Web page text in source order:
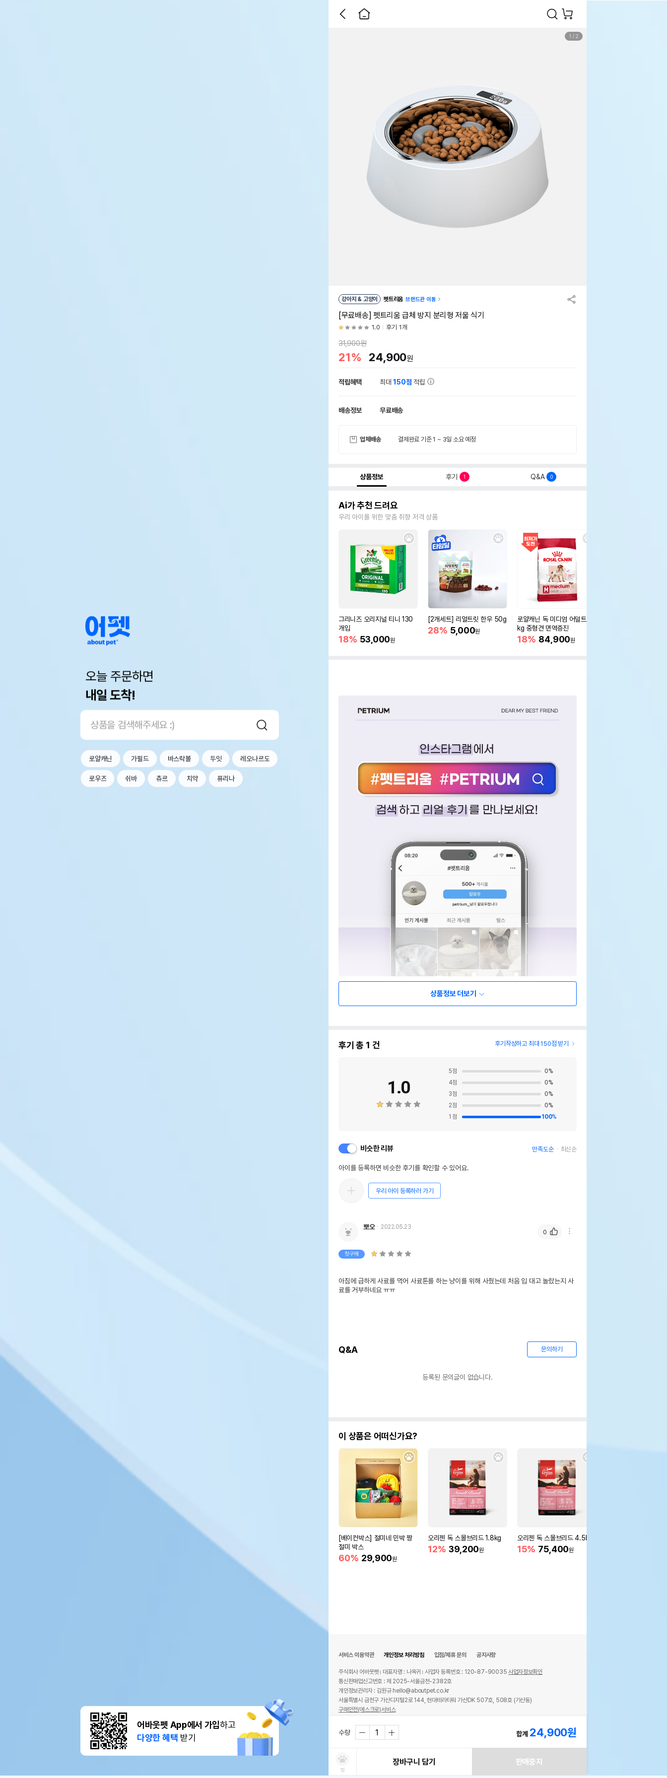
오늘 주문하면
내일 도착!
로얄캐닌 가필드 바스락볼 두잇 레오나르도
로우즈 쉬바 츄르 치약 퓨리나
어바웃펫 App에서 가입하고
다양한 혜택 받기
1 / 2
강아지 & 고양이 펫트리움 브랜드관 이동
[무료배송] 펫트리움 급체 방지 분리형 저울 식기
1.0 후기 1개
31,900원
21% 24,900원
적립혜택 최대150점 적립
배송정보 무료배송
업체배송 결제완료 기준 1 ~ 3일 소요 예정
상품정보 후기 1 Q&A 0
Ai가 추천 드려요
우리 아이를 위한 맞춤 취향 저격 상품
그리니즈 오리지널 티니 130
개입
18% 53,000원
[2개세트] 리얼트릿 한우 50g
28% 5,000원
로얄캐닌 독 미디엄 어덜트 10
kg 중형견 면역증진
18% 84,900원
상품정보 더보기
후기 총 1 건 후기작성하고 최대 150점 받기
1.0
5점 0%
4점 0%
3점 0%
2점 0%
1 점 100%
비슷한 리뷰 만족도순 최신순
아이를 등록하면 비슷한 후기를 확인할 수 있어요.
우리 아이 등록하러 가기
뽀오 2022.05.23
첫구매
아침에 급하게 사료를 먹어 사료톤를 하는 냥이를 위해 사줬는데 처음 입 대고 놀랐는지 사
료를 거부하네요 ㅠㅠ
0
Q&A 문의하기
등록된 문의글이 없습니다.
이 상품은 어떠신가요?
[베이컨박스] 절미네 민박 짱
절미 박스
60% 29,900원
오리젠 독 스몰브리드 1.8kg
12% 39,200원
오리젠 독 스몰브리드 4.5kg
15% 75,400원
수량 합계 24,900원
찜
장바구니 담기 판매중지
서비스 이용약관 개인정보 처리방침 입점/제휴 문의 공지사항
주식회사 어바웃펫 대표자명 : 나옥귀 사업자 등록번호 : 120-87-90035사업자정보확인
통신판매업신고번호 : 제 2025-서울금천-2382호
개인정보관리자 : 김원규 hello@aboutpet.co.kr
서울특별시 금천구 가산디지털2로 144, 현대테라타워 가산DK 507호, 508호 (가산동)
구매안전(에스크로)서비스